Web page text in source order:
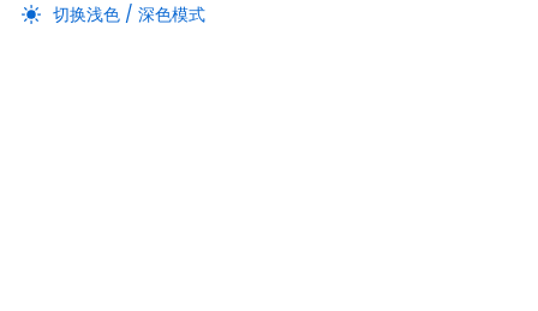
切换浅色 / 深色模式